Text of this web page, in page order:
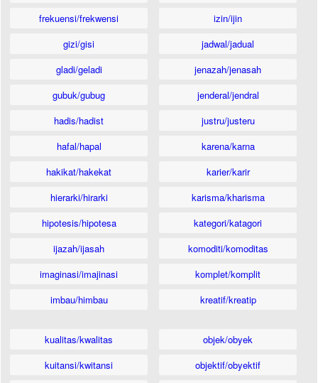
frekuensi/frekwensi
gizi/gisi
gladi/geladi
gubuk/gubug
hadis/hadist
hafal/hapal
hakikat/hakekat
hierarki/hirarki
hipotesis/hipotesa
ijazah/ijasah
imaginasi/imajinasi
imbau/himbau
izin/ijin
jadwal/jadual
jenazah/jenasah
jenderal/jendral
justru/justeru
karena/karna
karier/karir
karisma/kharisma
kategori/katagori
komoditi/komoditas
komplet/komplit
kreatif/kreatip
kualitas/kwalitas
kuitansi/kwitansi
objek/obyek
objektif/obyektif